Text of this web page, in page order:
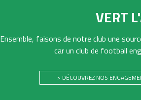
VERT
Ensemble, faisons de notre club une
car un club de football
> DÉCOUVREZ NOS